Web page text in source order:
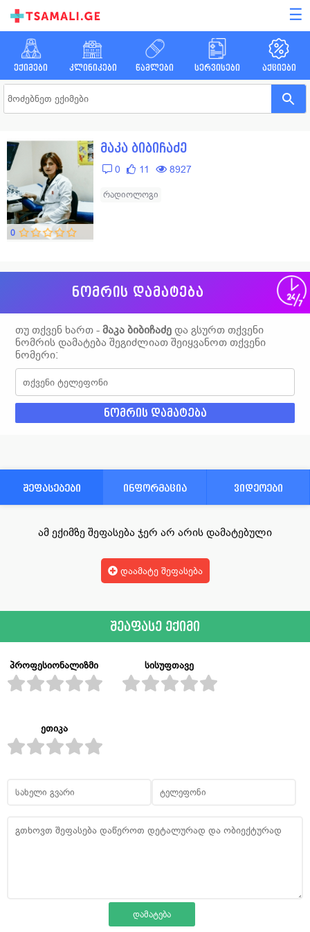
☰
ექიმები კლინიკები წამლები სერვისები აქციები
0
მაკა ბიბიჩაძე
0 11 8927
რადიოლოგი
ნომრის დამატება
თუ თქვენ ხართ -მაკა ბიბიჩაძედა გსურთ თქვენი
ნომრის დამატება შეგიძლიათ შეიყვანოთ თქვენი
ნომერი:
შეფასებები ინფორმაცია ვიდეოები
ამ ექიმზე შეფასება ჯერ არ არის დამატებული
დაამატე შეფასება
შეაფასე ექიმი
პროფესიონალიზმი სისუფთავე
ეთიკა